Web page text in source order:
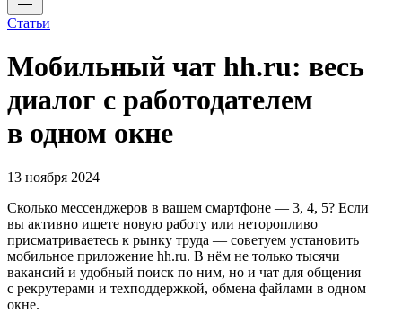
Статьи
Мобильный чат hh.ru: весь
диалог с работодателем
в одном окне
13 ноября 2024
Сколько мессенджеров в вашем смартфоне — 3, 4, 5? Если
вы активно ищете новую работу или неторопливо
присматриваетесь к рынку труда — советуем установить
мобильное приложение hh.ru. В нём не только тысячи
вакансий и удобный поиск по ним, но и чат для общения
с рекрутерами и техподдержкой, обмена файлами в одном
окне.